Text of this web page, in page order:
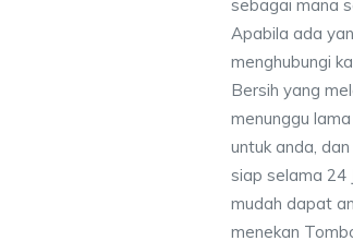
sebagai mana
Apabila ada
menghubungi
Bersih yang
menunggu
untuk anda,
siap selama 24
mudah dapat
menekan